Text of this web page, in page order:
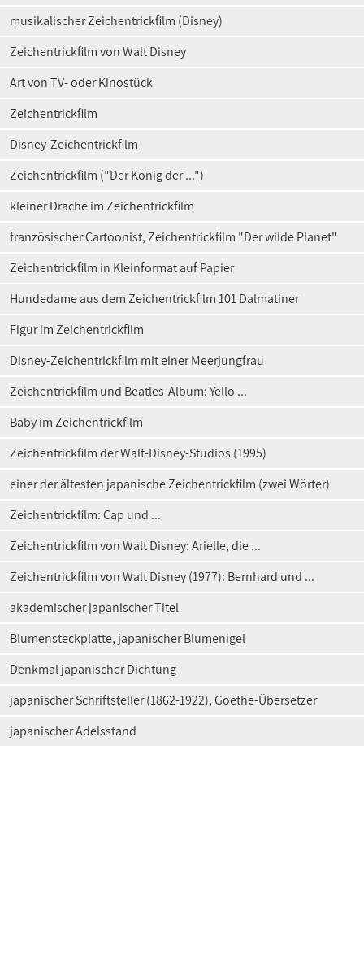
musikalischer Zeichentrickfilm (Disney)
Zeichentrickfilm von Walt Disney
Art von TV- oder Kinostück
Zeichentrickfilm
Disney-Zeichentrickfilm
Zeichentrickfilm ("Der König der ...")
kleiner Drache im Zeichentrickfilm
französischer Cartoonist, Zeichentrickfilm "Der wilde Planet"
Zeichentrickfilm in Kleinformat auf Papier
Hundedame aus dem Zeichentrickfilm 101 Dalmatiner
Figur im Zeichentrickfilm
Disney-Zeichentrickfilm mit einer Meerjungfrau
Zeichentrickfilm und Beatles-Album: Yello ...
Baby im Zeichentrickfilm
Zeichentrickfilm der Walt-Disney-Studios (1995)
einer der ältesten japanische Zeichentrickfilm (zwei Wörter)
Zeichentrickfilm: Cap und ...
Zeichentrickfilm von Walt Disney: Arielle, die ...
Zeichentrickfilm von Walt Disney (1977): Bernhard und ...
akademischer japanischer Titel
Blumensteckplatte, japanischer Blumenigel
Denkmal japanischer Dichtung
japanischer Schriftsteller (1862-1922), Goethe-Übersetzer
japanischer Adelsstand